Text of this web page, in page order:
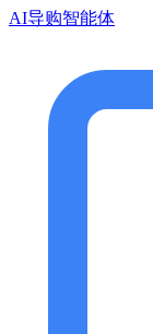
AI导购智能体